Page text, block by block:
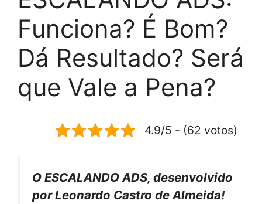
Funciona? É Bom?
Dá Resultado? Será
que Vale a Pena?
4.9/5 - (62 votos)
O ESCALANDO ADS, desenvolvido
por Leonardo Castro de Almeida!